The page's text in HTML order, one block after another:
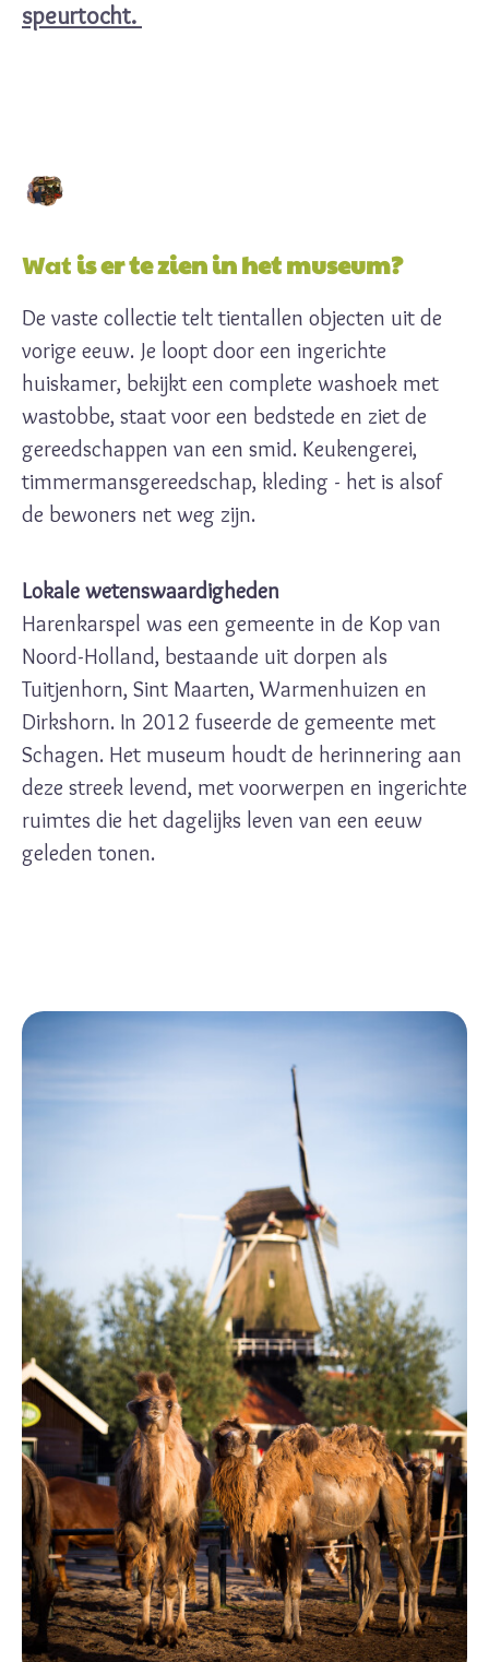
speurtocht.
Wat is er te zien in het museum?
De vaste collectie telt tientallen objecten uit de
vorige eeuw. Je loopt door een ingerichte
huiskamer, bekijkt een complete washoek met
wastobbe, staat voor een bedstede en ziet de
gereedschappen van een smid. Keukengerei,
timmermansgereedschap, kleding - het is alsof
de bewoners net weg zijn.
Lokale wetenswaardigheden
Harenkarspel was een gemeente in de Kop van
Noord-Holland, bestaande uit dorpen als
Tuitjenhorn, Sint Maarten, Warmenhuizen en
Dirkshorn. In 2012 fuseerde de gemeente met
Schagen. Het museum houdt de herinnering aan
deze streek levend, met voorwerpen en ingerichte
ruimtes die het dagelijks leven van een eeuw
geleden tonen.